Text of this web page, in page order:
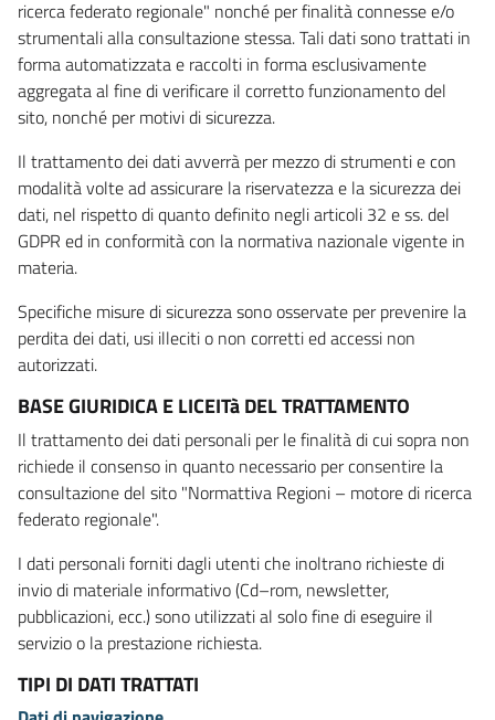
ricerca federato regionale" nonché per finalità connesse e/o
strumentali alla consultazione stessa. Tali dati sono trattati in
forma automatizzata e raccolti in forma esclusivamente
aggregata al fine di verificare il corretto funzionamento del
sito, nonché per motivi di sicurezza.
Il trattamento dei dati avverrà per mezzo di strumenti e con
modalità volte ad assicurare la riservatezza e la sicurezza dei
dati, nel rispetto di quanto definito negli articoli 32 e ss. del
GDPR ed in conformità con la normativa nazionale vigente in
materia.
Specifiche misure di sicurezza sono osservate per prevenire la
perdita dei dati, usi illeciti o non corretti ed accessi non
autorizzati.
BASE GIURIDICA E LICEITà DEL TRATTAMENTO
Il trattamento dei dati personali per le finalità di cui sopra non
richiede il consenso in quanto necessario per consentire la
consultazione del sito "Normattiva Regioni – motore di ricerca
federato regionale".
I dati personali forniti dagli utenti che inoltrano richieste di
invio di materiale informativo (Cd–rom, newsletter,
pubblicazioni, ecc.) sono utilizzati al solo fine di eseguire il
servizio o la prestazione richiesta.
TIPI DI DATI TRATTATI